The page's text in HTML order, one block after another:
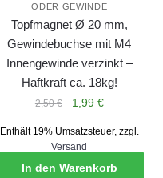
ODER GEWINDE
Topfmagnet Ø 20 mm,
Gewindebuchse mit M4
Innengewinde verzinkt –
Haftkraft ca. 18kg!
2,50€
Ursprünglicher
war:
2,50 €
1,99 €Aktueller
ist:
1,99 €.
Enthält 19% Umsatzsteuer, zzgl.
Versand
In den Warenkorb